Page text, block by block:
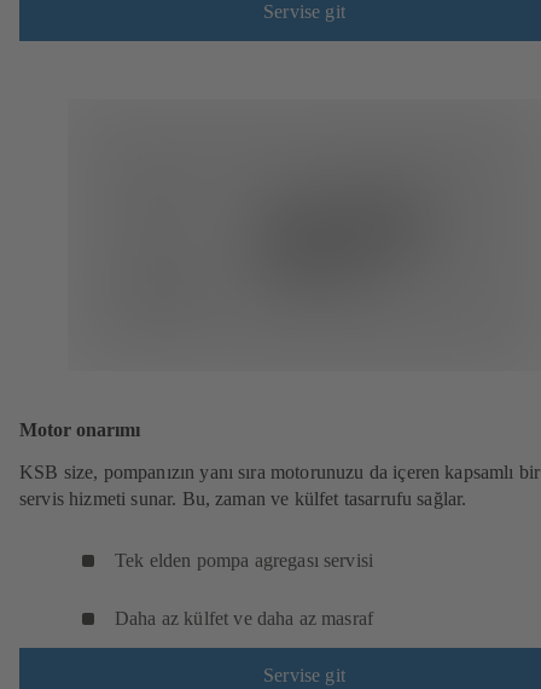
Servise git
Motor onarımı
KSB size, pompanızın yanı sıra motorunuzu da içeren kapsamlı bir
servis hizmeti sunar. Bu, zaman ve külfet tasarrufu sağlar.
Tek elden pompa agregası servisi
Daha az külfet ve daha az masraf
Servise git